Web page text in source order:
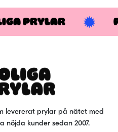
PRYLAR
levererat prylar på nätet med
nöjda kunder sedan 2007.